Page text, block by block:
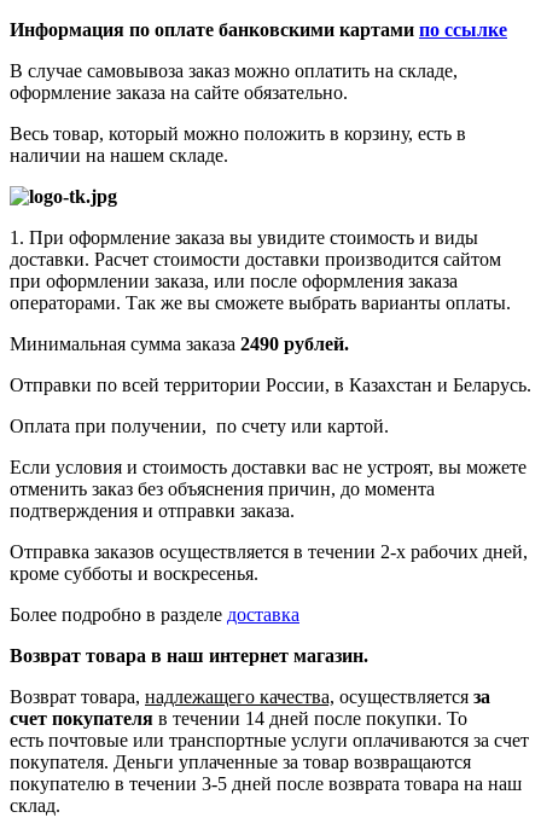
Информация по оплате банковскими картами по ссылке
В случае самовывоза заказ можно оплатить на складе,
оформление заказа на сайте обязательно.
Весь товар, который можно положить в корзину, есть в
наличии на нашем складе.
1. При оформление заказа вы увидите стоимость и виды
доставки. Расчет стоимости доставки производится сайтом
при оформлении заказа, или после оформления заказа
операторами. Так же вы сможете выбрать варианты оплаты.
Минимальная сумма заказа 2490 рублей.
Отправки по всей территории России, в Казахстан и Беларусь.
Оплата при получении, по счету или картой.
Если условия и стоимость доставки вас не устроят, вы можете
отменить заказ без объяснения причин, до момента
подтверждения и отправки заказа.
Отправка заказов осуществляется в течении 2-х рабочих дней,
кроме субботы и воскресенья.
Более подробно в разделе доставка
Возврат товара в наш интернет магазин.
Возврат товара, надлежащего качества, осуществляется за
счет покупателя в течении 14 дней после покупки. То
есть почтовые или транспортные услуги оплачиваются за счет
покупателя. Деньги уплаченные за товар возвращаются
покупателю в течении 3-5 дней после возврата товара на наш
склад.